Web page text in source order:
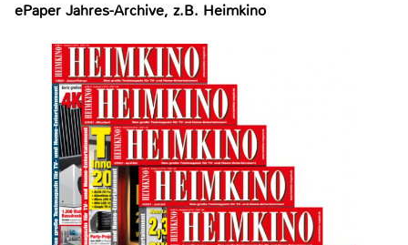
ePaper Jahres-Archive, z.B. Heimkino